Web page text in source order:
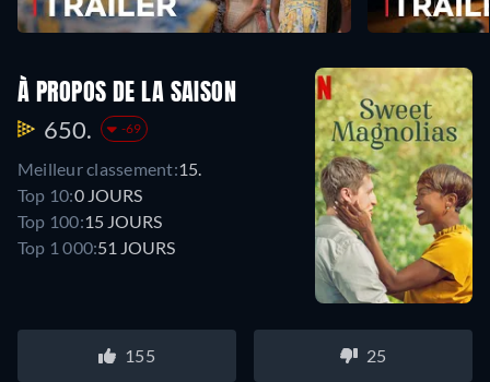
À PROPOS DE LA SAISON
650. -69
Meilleur classement:15.
Top 10:0 JOURS
Top 100:15 JOURS
Top 1 000:51 JOURS
155 25